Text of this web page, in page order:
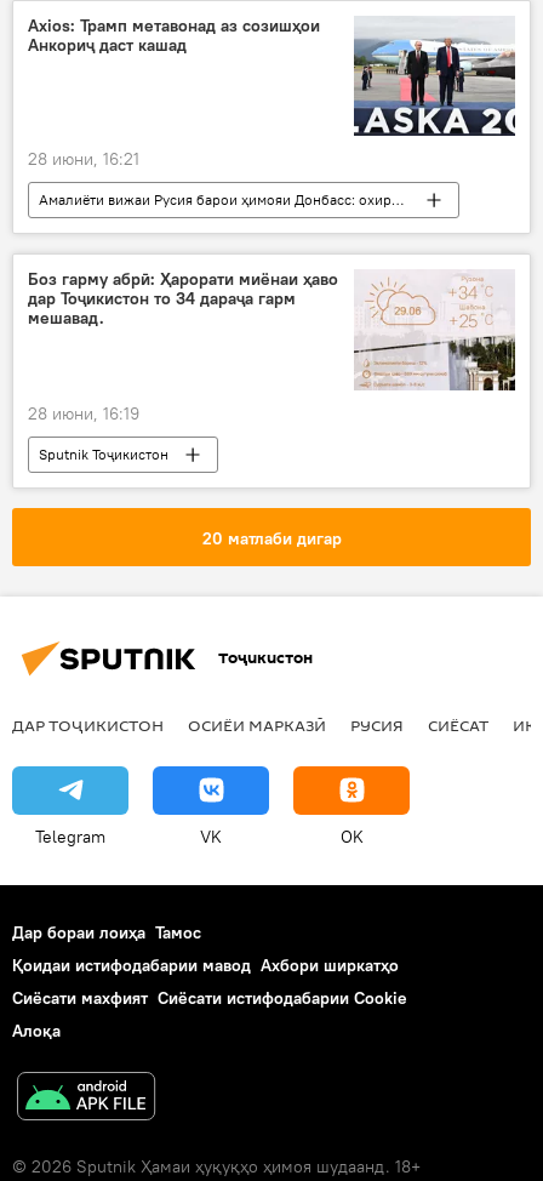
Axios: Трамп метавонад аз созишҳои
Анкориҷ даст кашад
28 июни, 16:21
Амалиёти вижаи Русия барои ҳимояи Донбасс: охирин хабарҳо
Украина
амалиёти вижа
Доналд Трамп
ИМА
Сиёсат
Русия
музокирот
Боз гарму абрӣ: Ҳарорати миёнаи ҳаво
дар Тоҷикистон то 34 дараҷа гарм
мешавад.
28 июни, 16:19
Sputnik Тоҷикистон
20 матлаби дигар
Тоҷикистон
ДАР ТОҶИКИСТОН ОСИЁИ МАРКАЗӢ РУСИЯ СИЁСАТ
Telegram VK OK
Дар бораи лоиҳа Тамос
Қоидаи истифодабарии мавод Ахбори ширкатҳо
Сиёсати махфият Сиёсати истифодабарии Cookie
Алоқа
© 2026 Sputnik Ҳамаи ҳуқуқҳо ҳимоя шудаанд. 18+